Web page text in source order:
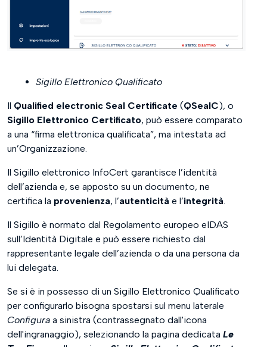
Sigillo Elettronico Qualificato
Il Qualified electronic Seal Certificate (QSealC), o
Sigillo Elettronico Certificato, può essere comparato
a una “firma elettronica qualificata”, ma intestata ad
un’Organizzazione.
Il Sigillo elettronico InfoCert garantisce l’identità
dell’azienda e, se apposto su un documento, ne
certifica la provenienza, l’autenticità e l’integrità.
Il Sigillo è normato dal Regolamento europeo eIDAS
sull’Identità Digitale e può essere richiesto dal
rappresentante legale dell’azienda o da una persona da
lui delegata.
Se si è in possesso di un Sigillo Elettronico Qualificato
per configurarlo bisogna spostarsi sul menu laterale
Configura a sinistra (contrassegnato dall'icona
dell'ingranaggio), selezionando la pagina dedicata Le